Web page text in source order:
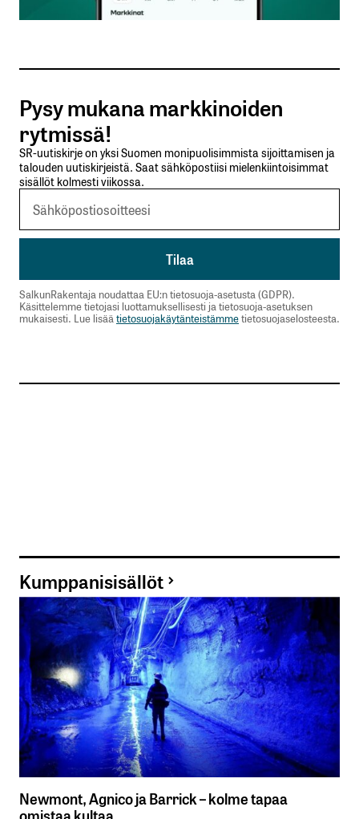
Sähköpostiosoitteesi
Tilaa SalkunRakentajan uutiskirje
Lähetä kommentti
Pysy mukana markkinoiden
rytmissä!
SR-uutiskirje on yksi Suomen monipuolisimmista sijoittamisen ja
talouden uutiskirjeistä. Saat sähköpostiisi mielenkiintoisimmat
sisällöt kolmesti viikossa.
SalkunRakentaja noudattaa EU:n tietosuoja-asetusta (GDPR).
Käsittelemme tietojasi luottamuksellisesti ja tietosuoja-asetuksen
mukaisesti. Lue lisää tietosuojakäytänteistämmetietosuojaselosteesta.
Kumppanisisällöt
Newmont, Agnico ja Barrick – kolme tapaa